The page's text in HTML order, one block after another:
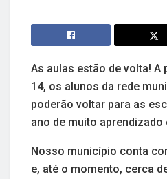
As aulas estão de volta! A
14, os alunos da rede
poderão voltar para as
ano de muito aprendizado
Nosso município conta
e, até o momento, cerca